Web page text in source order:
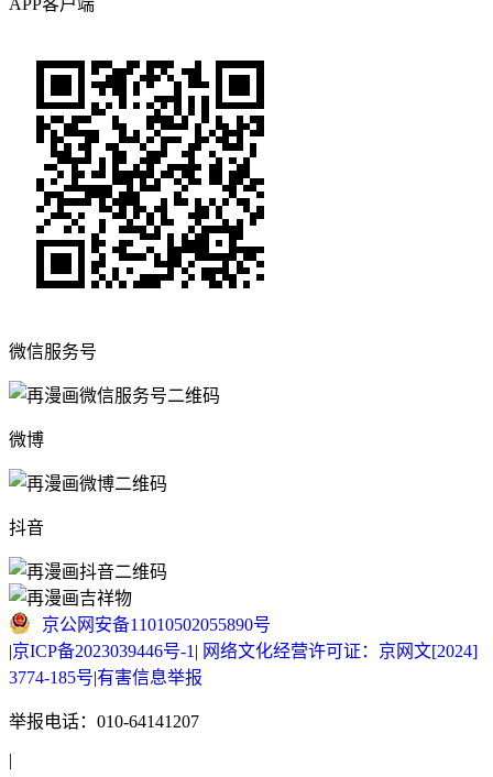
微信服务号
微博
抖音
京公网安备11010502055890号
|京ICP备2023039446号-1 | 网络文化经营许可证：京网文[2024]
3774-185号|有害信息举报
举报电话：010-64141207
|